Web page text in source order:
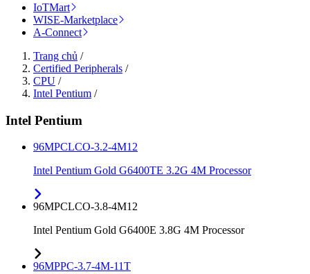
IoTMart
WISE-Marketplace
A-Connect
Trang chủ /
Certified Peripherals /
CPU /
Intel Pentium /
Intel Pentium
96MPCLCO-3.2-4M12
Intel Pentium Gold G6400TE 3.2G 4M Processor
96MPCLCO-3.8-4M12
Intel Pentium Gold G6400E 3.8G 4M Processor
96MPPC-3.7-4M-11T